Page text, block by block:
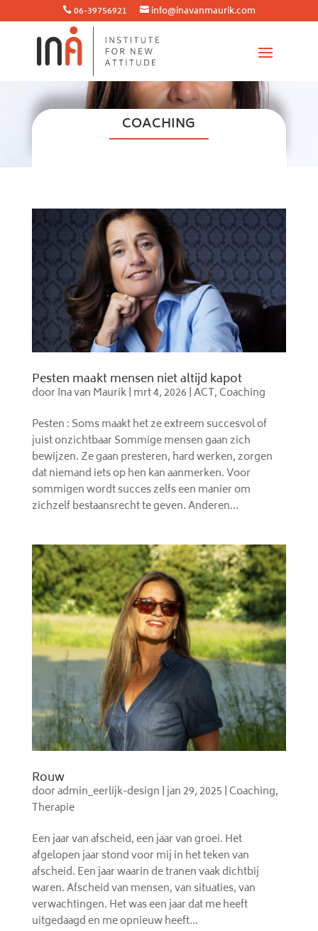
 06-39756921  info@inavanmaurik.com
COACHING
Pesten maakt mensen niet altijd kapot
doorIna van Maurik| mrt 4, 2026 |ACT,Coaching
Pesten : Soms maakt het ze extreem succesvol of
juist onzichtbaar Sommige mensen gaan zich
bewijzen. Ze gaan presteren, hard werken, zorgen
dat niemand iets op hen kan aanmerken. Voor
sommigen wordt succes zelfs een manier om
zichzelf bestaansrecht te geven. Anderen...
Rouw
dooradmin_eerlijk-design |jan 29, 2025 |Coaching,
Therapie
Een jaar van afscheid, een jaar van groei. Het
afgelopen jaar stond voor mij in het teken van
afscheid. Een jaar waarin de tranen vaak dichtbij
waren. Afscheid van mensen, van situaties, van
verwachtingen. Het was een jaar dat me heeft
uitgedaagd en me opnieuw heeft...